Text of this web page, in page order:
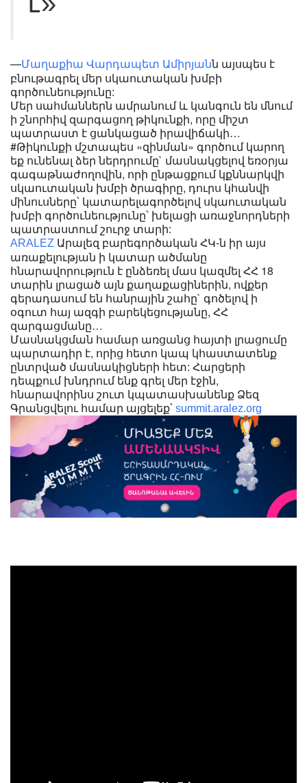
—Մաղաքիա Վարդապետ Ամիրյանն այսպես է
բնութագրել մեր սկաուտական խմբի
գործունեությունը:
Մեր սահմաններն ամրանում և կանգուն են մնում
ի շնորհիվ զարգացող թիկունքի, որը միշտ
պատրաստ է ցանկացած իրավիճակի…
#Թիկունքի մշտապես «զինման» գործում կարող
եք ունենալ ձեր ներդրումը` մասնակցելով եռօրյա
գագաթնաժողովին, որի ընթացքում կքննարկվի
սկաուտական խմբի ծրագիրը, դուրս կհանվի
մինուսները՝ կատարելագործելով սկաուտական
խմբի գործունեությունը՝ խելացի առաջնորդների
պատրաստում շուրջ տարի:
ARALEZ Արալեզ բարեգործական ՀԿ-ն իր այս
առաքելության ի կատար ածմանը
հնարավորություն է ընձեռել մաս կազմել ՀՀ 18
տարին լրացած այն քաղաքացիներին, ովքեր
գերադասում են հանրային շահը` գոծելով ի
օգուտ հայ ազգի բարեկեցությանը, ՀՀ
զարգացմանը…
Մասնակցման համար առցանց հայտի լրացումը
պարտադիր է, որից հետո կապ կհաստատենք
ընտրված մասնակիցների հետ: Հարցերի
դեպքում խնդրում ենք գրել մեր էջին,
հնարավորինս շուտ կպատասխանենք Ձեզ
Գրանցվելու համար այցելեք՝ summit.aralez.org